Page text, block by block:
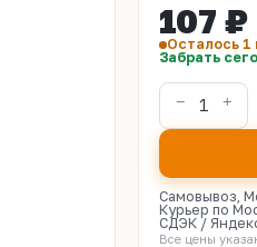
107 ₽
Осталось 1
Забрать
Самовывоз,
Курьер по
СДЭК /
Все цены